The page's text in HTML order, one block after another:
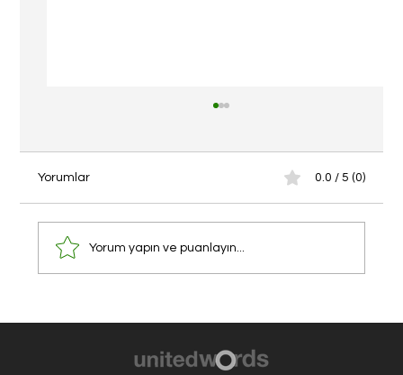
SAT Dijital Yaz Programı
Yorumlar 0.0 / 5 (0)
Yorum yapın ve puanlayın...